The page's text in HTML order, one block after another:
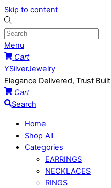
Skip to content
Menu
Cart
YSilverJewelry
Elegance Delivered, Trust Built
Cart
Search
Home
Shop All
Categories
EARRINGS
NECKLACES
RINGS